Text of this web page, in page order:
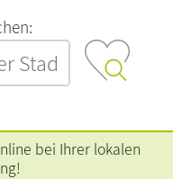
bei Ihrer lokalen